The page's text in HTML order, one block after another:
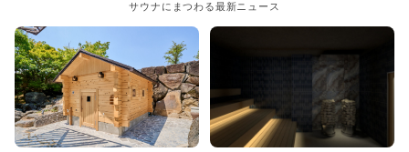
サウナにまつわる最新ニュース